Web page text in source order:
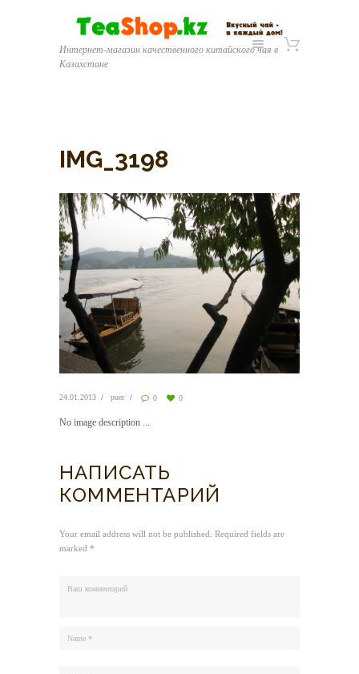
Интернет-магазин качественного китайского чая в
Казахстане
IMG_3198
24.01.2013 puer 0 0
No image description ...
НАПИСАТЬ
КОММЕНТАРИЙ
Your email address will not be published. Required fields are
marked *